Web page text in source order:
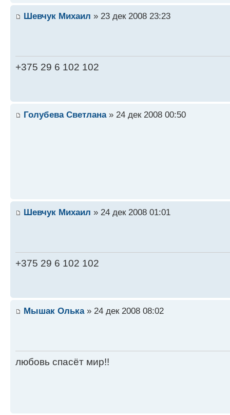
Шевчук Михаил » 23 дек 2008 23:23
+375 29 6 102 102
Голубева Светлана» 24 дек 2008 00:50
Шевчук Михаил » 24 дек 2008 01:01
+375 29 6 102 102
Мышак Олька» 24 дек 2008 08:02
любовь спасёт мир!!